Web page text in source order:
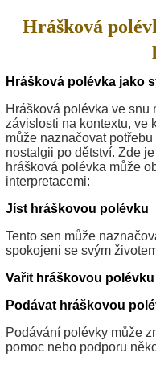
Hrášková
Hrášková polévka jako
Hrášková polévka ve snu
závislosti na kontextu, ve
může naznačovat
nostalgii po dětství. Zde
hrášková polévka může
interpretacemi:
Jíst hráškovou polévku
Tento sen může
spokojeni se svým
Vařit hráškovou polévku
Podávat hráškovou
Podávání polévky může
pomoc nebo podporu